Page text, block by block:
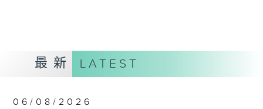
最新 LATEST
06/08/2026